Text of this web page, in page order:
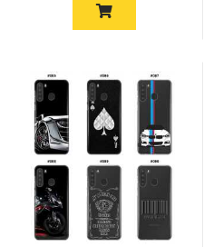
Sportski motivi
Mix